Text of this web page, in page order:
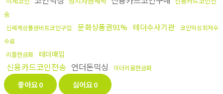
송
신세계상품권비트코인구입 문화상품권91% 테더수사기관
코인믹싱최저수
수료
리플현금화
테더매입
신용카드코인전송 언더돈믹싱 이더리움현금화
좋아요0 싫어요0